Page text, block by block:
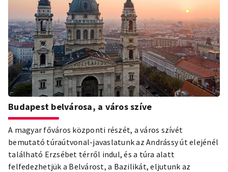
Budapest belvárosa, a város szíve
A magyar főváros központi részét, a város szívét
bemutató túraútvonal-javaslatunk az Andrássy út elejénél
található Erzsébet térről indul, és a túra alatt
felfedezhetjük a Belvárost, a Bazilikát, eljutunk az